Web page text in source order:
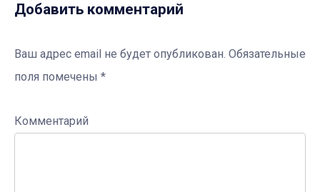
Добавить комментарий
Ваш адрес email не будет опубликован. Обязательные
поля помечены *
Комментарий